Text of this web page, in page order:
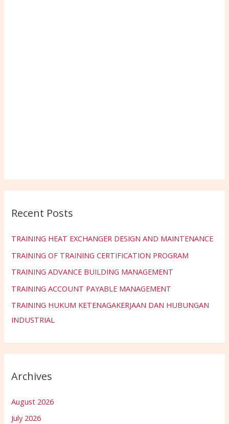
Recent Posts
TRAINING HEAT EXCHANGER DESIGN AND MAINTENANCE
TRAINING OF TRAINING CERTIFICATION PROGRAM
TRAINING ADVANCE BUILDING MANAGEMENT
TRAINING ACCOUNT PAYABLE MANAGEMENT
TRAINING HUKUM KETENAGAKERJAAN DAN HUBUNGAN
INDUSTRIAL
Archives
August 2026
July 2026